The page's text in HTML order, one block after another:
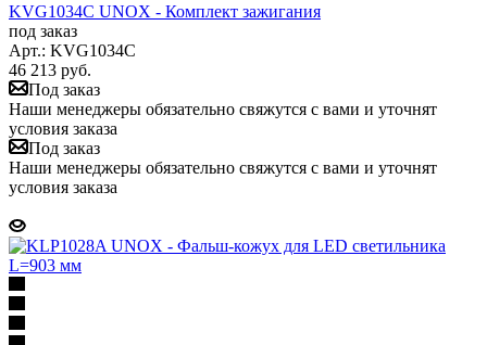
KVG1034C UNOX - Комплект зажигания
под заказ
Арт.: KVG1034C
46 213 руб.
Под заказ
Наши менеджеры обязательно свяжутся с вами и уточнят
условия заказа
Под заказ
Наши менеджеры обязательно свяжутся с вами и уточнят
условия заказа